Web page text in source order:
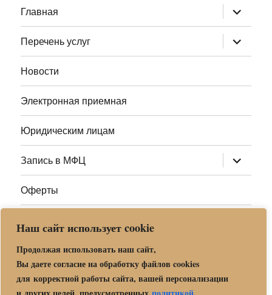
Наш сайт использует cookie
Продолжая использовать наш сайт,
Вы даете согласие на обработку файлов cookies
для корректной работы сайта, вашей персонализации
Главная раскрыть
дочернее
меню
Перечень услуг
раскрыть
дочернее
меню
Новости
Электронная приемная
Юридическим лицам
Запись в МФЦ раскрыть
дочернее
меню
Оферты
Адреса МФЦ МО
Центр государственных и муниципальных услуг «Мои